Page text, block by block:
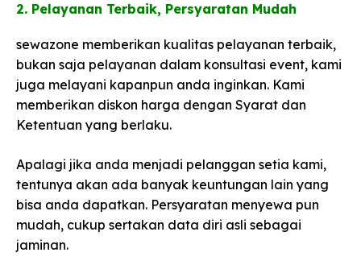
2. Pelayanan Terbaik, Persyaratan Mudah​
sewazone memberikan kualitas pelayanan terbaik,
bukan saja pelayanan dalam konsultasi event, kami
juga melayani kapanpun anda inginkan. Kami
memberikan diskon harga dengan Syarat dan
Ketentuan yang berlaku.
Apalagi jika anda menjadi pelanggan setia kami,
tentunya akan ada banyak keuntungan lain yang
bisa anda dapatkan. Persyaratan menyewa pun
mudah, cukup sertakan data diri asli sebagai
jaminan.